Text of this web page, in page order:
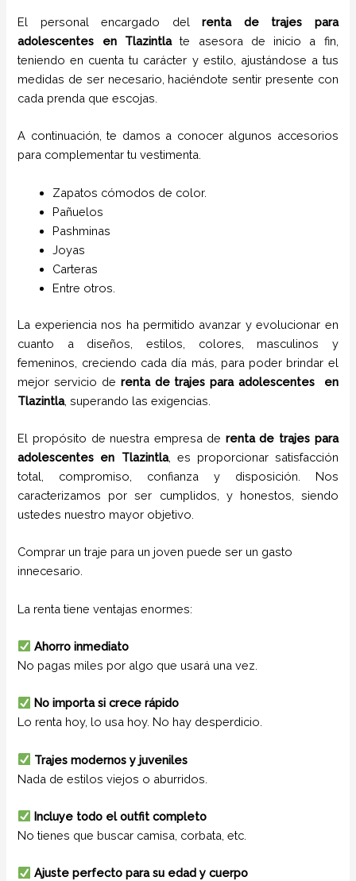
El personal encargado delrenta de trajes para
adolescentes en Tlazintlate asesora de inicio a fin,
teniendo en cuenta tu carácter y estilo, ajustándose a tus
medidas de ser necesario, haciéndote sentir presente con
cada prenda que escojas.
A continuación, te damos a conocer algunos accesorios
para complementar tu vestimenta.
Zapatos cómodos de color.
Pañuelos
Pashminas
Joyas
Carteras
Entre otros.
La experiencia nos ha permitido avanzar y evolucionar en
cuanto a diseños, estilos, colores, masculinos y
femeninos, creciendo cada día más, para poder brindar el
mejor servicio de renta de trajes para adolescentes
en
Tlazintla, superando las exigencias.
El propósito de nuestra empresa de renta de trajes para
adolescentes en Tlazintla, es proporcionar satisfacción
total, compromiso, confianza y disposición. Nos
caracterizamos por ser cumplidos, y honestos, siendo
ustedes nuestro mayor objetivo.
Comprar un traje para un joven puede ser un gasto
innecesario.
La renta tiene ventajas enormes:
Ahorro inmediato
No pagas miles por algo que usará una vez.
No importa si crece rápido
Lo renta hoy, lo usa hoy. No hay desperdicio.
Trajes modernos y juveniles
Nada de estilos viejos o aburridos.
Incluye todo el outfit completo
No tienes que buscar camisa, corbata, etc.
Ajuste perfecto para su edad y cuerpo